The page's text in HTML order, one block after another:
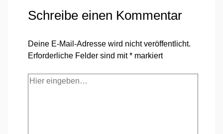
Schreibe einen Kommentar
Deine E-Mail-Adresse wird nicht veröffentlicht.
Erforderliche Felder sind mit* markiert
Hier